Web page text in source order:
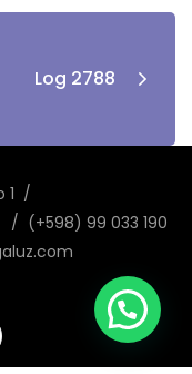
Log 2788
1 /
/ (+598) 99 033 190